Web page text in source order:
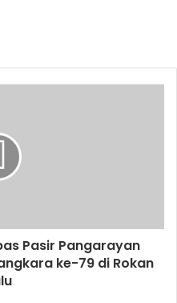
Pasir Pangarayan
ke-79 di Rokan